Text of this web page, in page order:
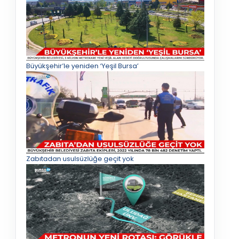
Büyükşehir’le yeniden ‘Yeşil Bursa’
Zabıtadan usulsüzlüğe geçit yok